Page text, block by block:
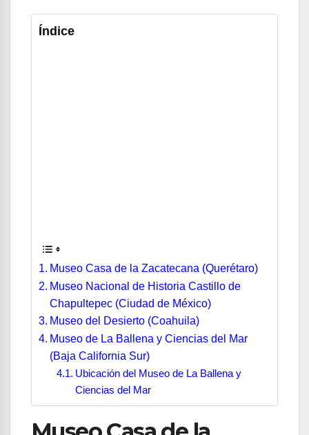
Índice
Museo Casa de la Zacatecana (Querétaro)
Museo Nacional de Historia Castillo de
Chapultepec (Ciudad de México)
Museo del Desierto (Coahuila)
Museo de La Ballena y Ciencias del Mar
(Baja California Sur)
Ubicación del Museo de La Ballena y
Ciencias del Mar